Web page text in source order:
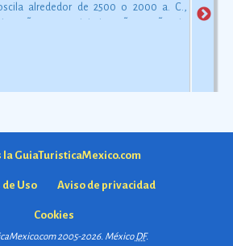
alrededor de 2500 o 2000 a. C.,
la GuiaTuristicaMexico.com
Uso Aviso de privacidad
Cookies
2005-2026. MéxicoDF.